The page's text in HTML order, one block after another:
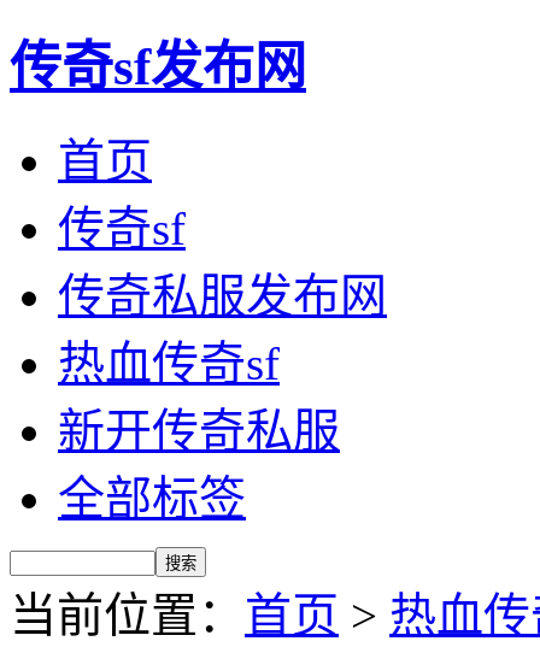
传奇sf发布网
首页
传奇sf
传奇私服发布网
热血传奇sf
新开传奇私服
全部标签
当前位置： 首页 > 热血